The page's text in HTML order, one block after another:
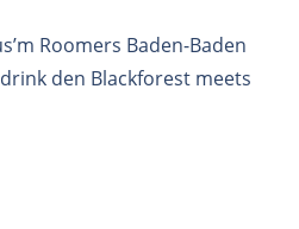
Roomers Baden-Baden
den Blackforest meets